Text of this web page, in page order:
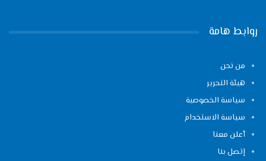
روابط هامة
من نحن
هيئة التحرير
سياسة الخصوصية
سياسة الاستخدام
أعلن معنا
إتصل بنا